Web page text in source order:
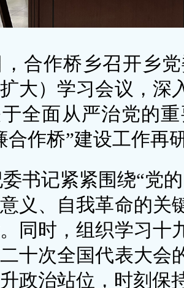
合作桥乡召开乡
大）学习会议，深
全面从严治党的
合作桥”建设工作再
委书记紧紧围绕“党
义、自我革命的关
同时，组织学习十
十次全国代表大会
政治站位，时刻保